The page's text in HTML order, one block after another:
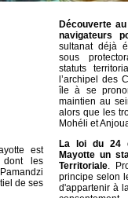
est
dont les
de ses
Découverte
navigateurs
sultanat déjà
sous
statuts
l’archipel des
île à se
maintien au
alors que les
Mohéli et
La loi du 24
Mayotte un
Territoriale.
principe selon
d'appartenir à